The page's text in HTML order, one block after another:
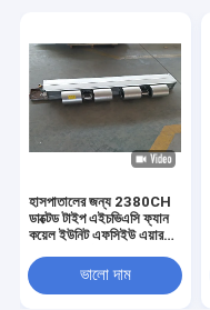
হাসপাতালের জন্য 2380CH
ডাক্টেড টাইপ এইচভিএসি ফ্যান
কয়েল ইউনিট এফসিইউ এয়ার
ভালো দাম